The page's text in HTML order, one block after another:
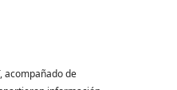
acompañado de